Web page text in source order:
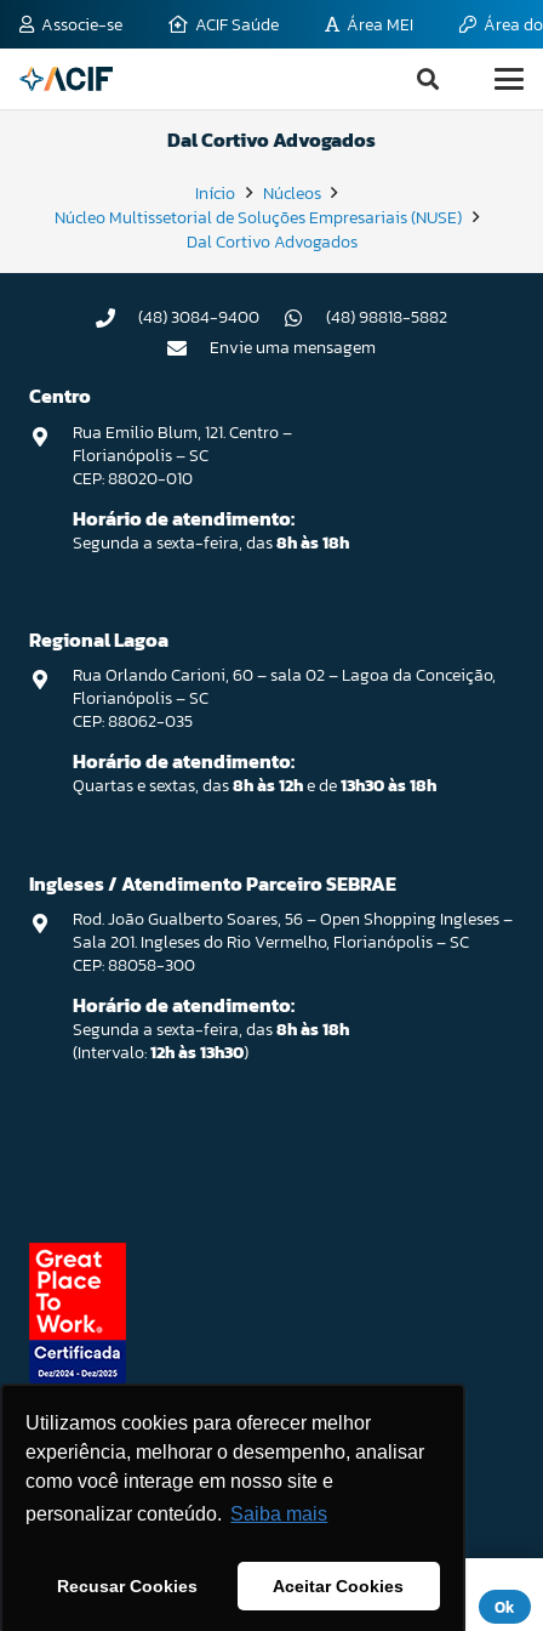
Utilizamos cookies para oferecer melhor
experiência, melhorar o desempenho, analisar
como você interage em nosso site e
personalizar conteúdo. Saiba mais
Recusar Cookies Aceitar Cookies
Associe-se ACIF Saúde Área MEI Área
Dal Cortivo Advogados
Início
Núcleos
Núcleo Multissetorial de Soluções Empresariais (NUSE)
Dal Cortivo Advogados
(48) 3084-9400
(48) 98818-5882
Envie uma mensagem
Centro
Rua Emilio Blum, 121. Centro –
Florianópolis – SC
CEP: 88020-010
Horário de atendimento:
Segunda a sexta-feira, das8h às 18h
Regional Lagoa
Rua Orlando Carioni, 60 – sala 02 – Lagoa da Conceição,
Florianópolis – SC
CEP: 88062-035
Horário de atendimento:
Quartas e sextas, das8h às 12he de13h30 às 18h
Ingleses / Atendimento Parceiro SEBRAE
Rod. João Gualberto Soares, 56 – Open Shopping Ingleses –
Sala 201. Ingleses do Rio Vermelho, Florianópolis – SC
CEP: 88058-300
Horário de atendimento:
Segunda a sexta-feira, das8h às 18h
(Intervalo:12h às 13h30)
Seja um patrocinador
Este site usa cookies para melhorar sua experiência. Se você
continuar a usar este site, você concorda com ele.Aviso de
Ok